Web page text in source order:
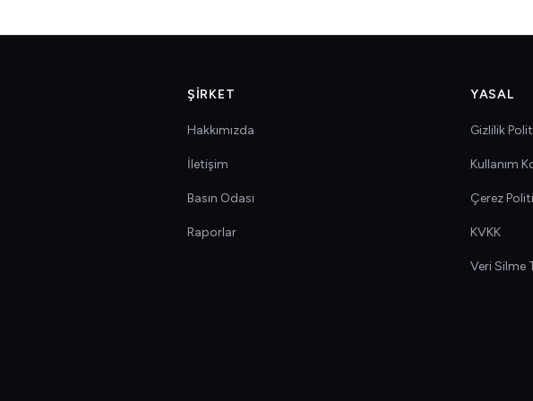
ŞIRKET
Hakkımızda
İletişim
Basın Odası
Raporlar
YASAL
Gizlilik
Kullanım
Çerez
KVKK
Veri Silme